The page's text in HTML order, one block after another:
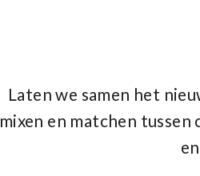
Laten we samen het
mixen en matchen